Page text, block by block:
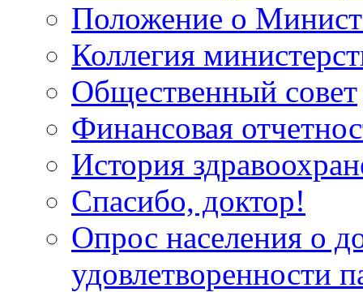
Положение о
Коллегия
Общественный совет
Финансовая
История
Спасибо, доктор!
Опрос населения о
удовлетворенности